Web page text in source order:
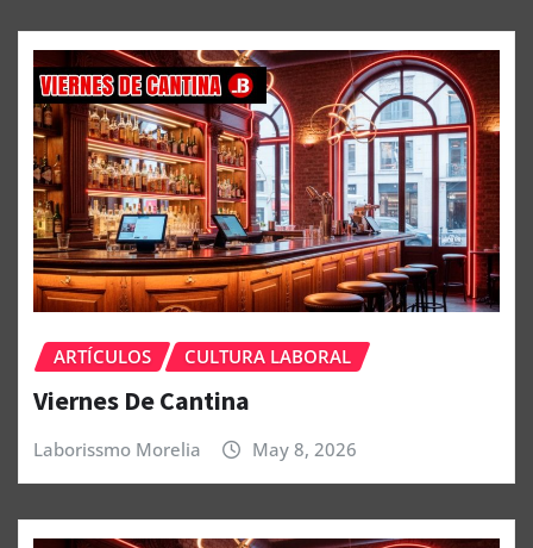
ARTÍCULOS CULTURA LABORAL
Viernes De Cantina
Laborissmo Morelia May 8, 2026